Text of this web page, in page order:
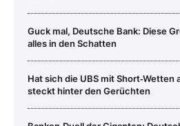
Guck mal, Deutsche Bank: Diese
alles in den Schatten
Hat sich die UBS mit Short‑Wetten
steckt hinter den Gerüchten